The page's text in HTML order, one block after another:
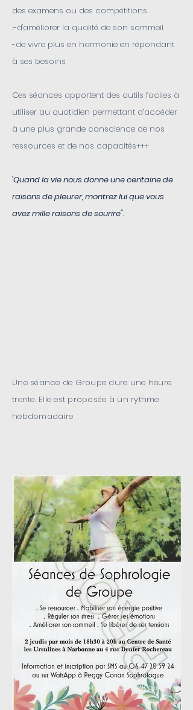
des examens ou des compétitions
.-d'améliorer la qualité de son sommeil
-de vivre plus en harmonie en répondant
à ses besoins
Ces séances apportent des outils faciles à
utiliser au quotidien permettant d’accéder
à une plus grande conscience de nos
ressources et de nos capacités+++
"Quand la vie nous donne une centaine de
raisons de pleurer, montrez lui que vous
avez mille raisons de sourire".
Une séance de Groupe dure une heure
trente. Elle est proposée à un rythme
hebdomadaire